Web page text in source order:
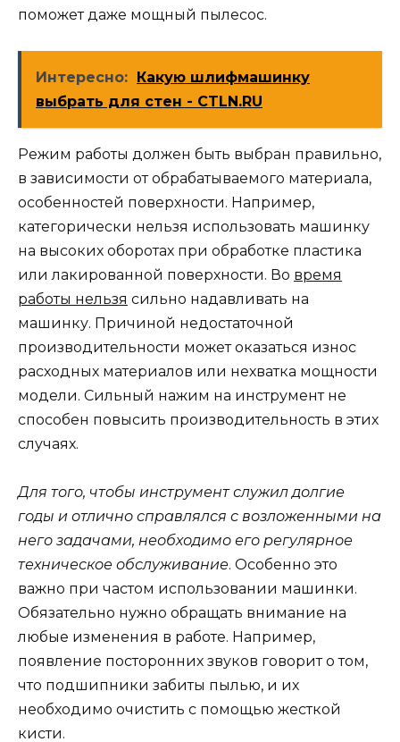
поможет даже мощный пылесос.
Интересно: Какую шлифмашинку
выбрать для стен - CTLN.RU
Режим работы должен быть выбран правильно,
в зависимости от обрабатываемого материала,
особенностей поверхности. Например,
категорически нельзя использовать машинку
на высоких оборотах при обработке пластика
или лакированной поверхности. Во время
работы нельзя сильно надавливать на
машинку. Причиной недостаточной
производительности может оказаться износ
расходных материалов или нехватка мощности
модели. Сильный нажим на инструмент не
способен повысить производительность в этих
случаях.
Для того, чтобы инструмент служил долгие
годы и отлично справлялся с возложенными на
него задачами, необходимо его регулярное
техническое обслуживание. Особенно это
важно при частом использовании машинки.
Обязательно нужно обращать внимание на
любые изменения в работе. Например,
появление посторонних звуков говорит о том,
что подшипники забиты пылью, и их
необходимо очистить с помощью жесткой
кисти.